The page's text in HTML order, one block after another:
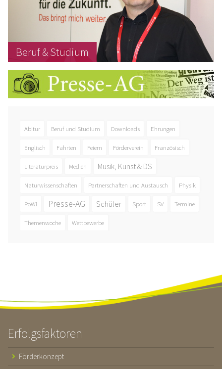
Beruf & Studium
Abitur Beruf und Studium Downloads Ehrungen
Englisch Fahrten Feiern Förderverein Französisch
Literaturpreis Medien Musik, Kunst & DS
Naturwissenschaften Partnerschaften und Austausch Physik
PoWi Presse-AG Schüler Sport SV Termine
Themenwoche Wettbewerbe
Erfolgsfaktoren
Förderkonzept